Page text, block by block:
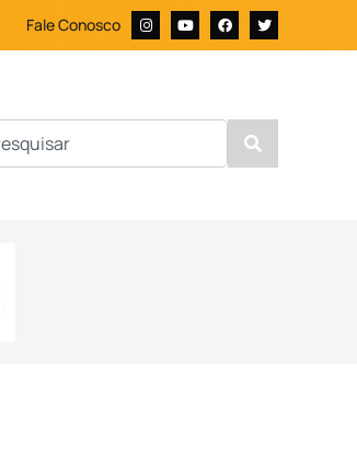
Fale Conosco